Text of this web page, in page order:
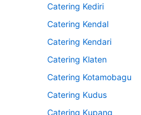
Catering Kediri
Catering Kendal
Catering Kendari
Catering Klaten
Catering Kotamobagu
Catering Kudus
Catering Kupang